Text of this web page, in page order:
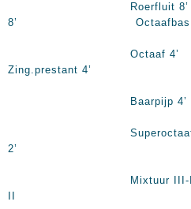
Roerfluit
8’ Octaafbas
Zing.prestant 4’
Baarpijp
Superoctaaf
2’
Mixtuur III-